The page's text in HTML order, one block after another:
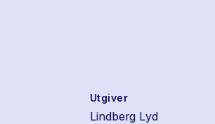
Utgiver
Lindberg Lyd